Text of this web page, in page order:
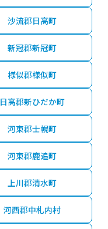
沙流郡日高町
新冠郡新冠町
様似郡様似町
日高郡新ひだか町
河東郡士幌町
河東郡鹿追町
上川郡清水町
河西郡中札内村